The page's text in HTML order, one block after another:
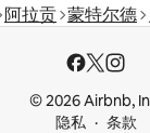
阿拉贡 蒙特尔德
© 2026 Airbnb,
隐私
条款